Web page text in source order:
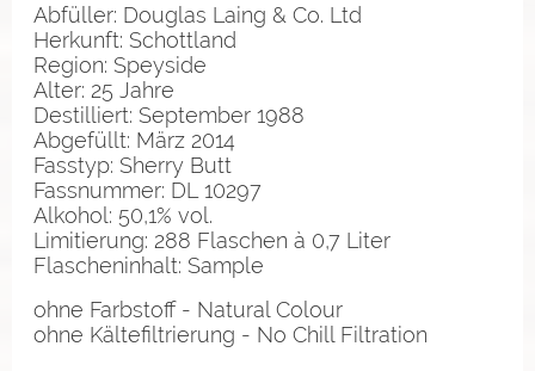
Abfüller: Douglas Laing & Co. Ltd
Herkunft: Schottland
Region: Speyside
Alter: 25 Jahre
Destilliert: September 1988
Abgefüllt: März 2014
Fasstyp: Sherry Butt
Fassnummer: DL 10297
Alkohol: 50,1% vol.
Limitierung: 288 Flaschen à 0,7 Liter
Flascheninhalt: Sample
ohne Farbstoff - Natural Colour
ohne Kältefiltrierung - No Chill Filtration